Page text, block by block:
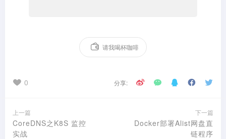
请我喝杯咖啡
0 分享:
上一篇
CoreDNS之K8S 监控
实战
下一篇
Docker部署Alist网盘直
链程序